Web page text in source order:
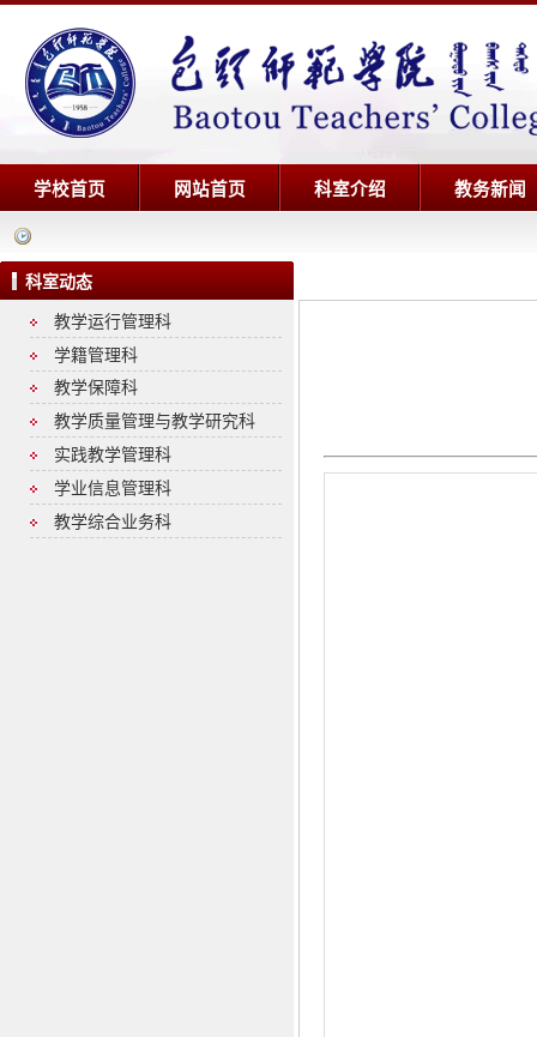
学校首页 网站首页 科室介绍 教务新闻
科室动态
教学运行管理科
学籍管理科
教学保障科
教学质量管理与教学研究科
实践教学管理科
学业信息管理科
教学综合业务科